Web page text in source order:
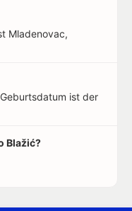
Mladenovac,
ist der
Blažić?